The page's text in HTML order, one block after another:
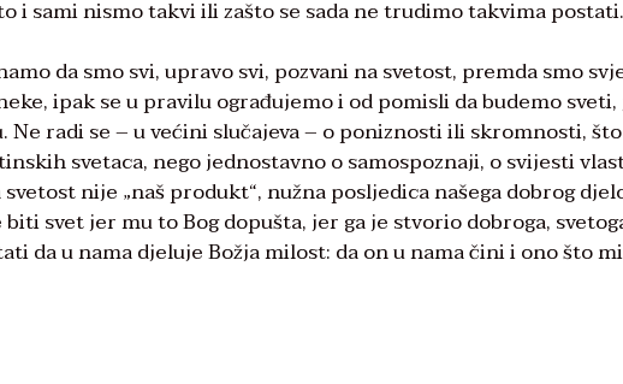
i sami nismo takvi ili zašto se sada ne trudimo takvima postati.
da smo svi, upravo svi, pozvani na svetost, premda smo
ipak se u pravilu ograđujemo i od pomisli da budemo sveti,
Ne radi se – u većini slučajeva – o poniznosti ili skromnosti,
svetaca, nego jednostavno o samospoznaji, o svijesti
nije „naš produkt“, nužna posljedica našega dobrog
svet jer mu to Bog dopušta, jer ga je stvorio dobroga,
da u nama djeluje Božja milost: da on u nama čini i ono što